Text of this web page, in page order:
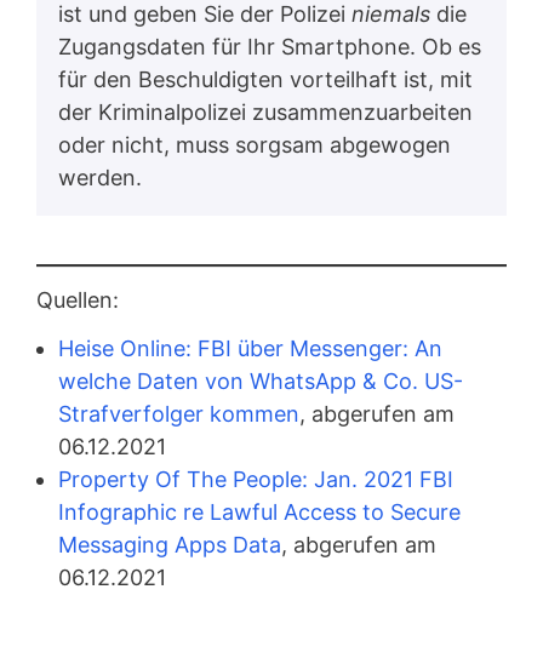
ist und geben Sie der Polizei niemals die
Zugangsdaten für Ihr Smartphone. Ob es
für den Beschuldigten vorteilhaft ist, mit
der Kriminalpolizei zusammenzuarbeiten
oder nicht, muss sorgsam abgewogen
werden.
Quellen:
Heise Online: FBI über Messenger: An
welche Daten von WhatsApp & Co. US-
Strafverfolger kommen, abgerufen am
06.12.2021
Property Of The People: Jan. 2021 FBI
Infographic re Lawful Access to Secure
Messaging Apps Data, abgerufen am
06.12.2021